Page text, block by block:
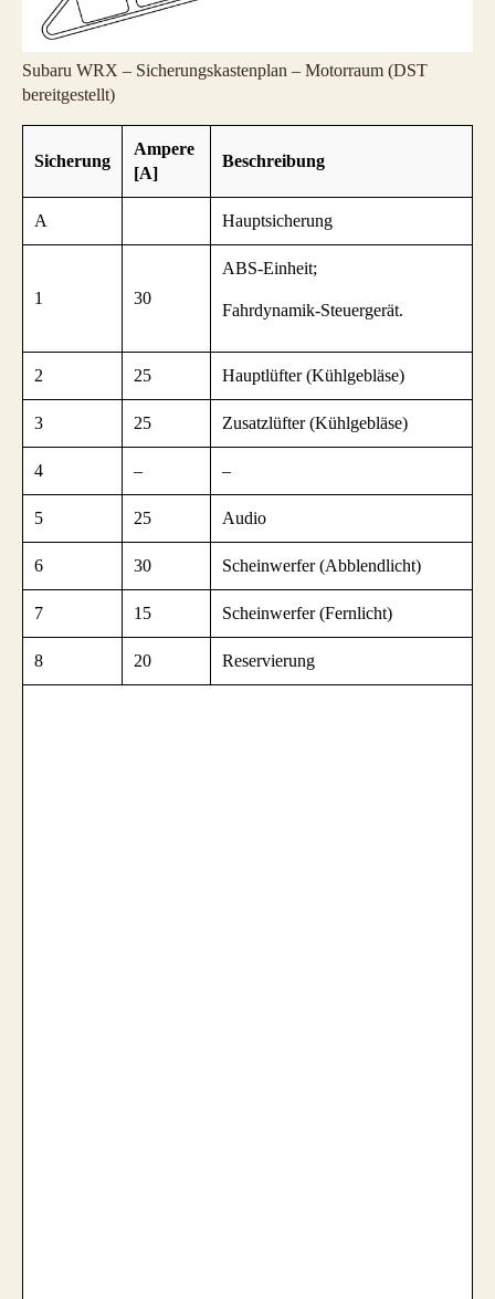
Subaru WRX – Sicherungskastenplan – Motorraum (DST
bereitgestellt)
Sicherung
Ampere
[A]
Beschreibung
A Hauptsicherung
1 30
ABS-Einheit;
Fahrdynamik-Steuergerät.
2 25 Hauptlüfter (Kühlgebläse)
3 25 Zusatzlüfter (Kühlgebläse)
4 – –
5 25 Audio
6 30 Scheinwerfer (Abblendlicht)
7 15 Scheinwerfer (Fernlicht)
8 20 Reservierung